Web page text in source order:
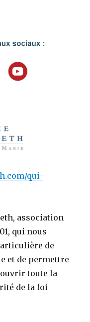
qui-
association
qui nous
de
et de permettre
toute la
de la foi